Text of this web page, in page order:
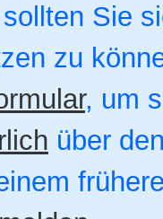
Sie
zu
, um
über